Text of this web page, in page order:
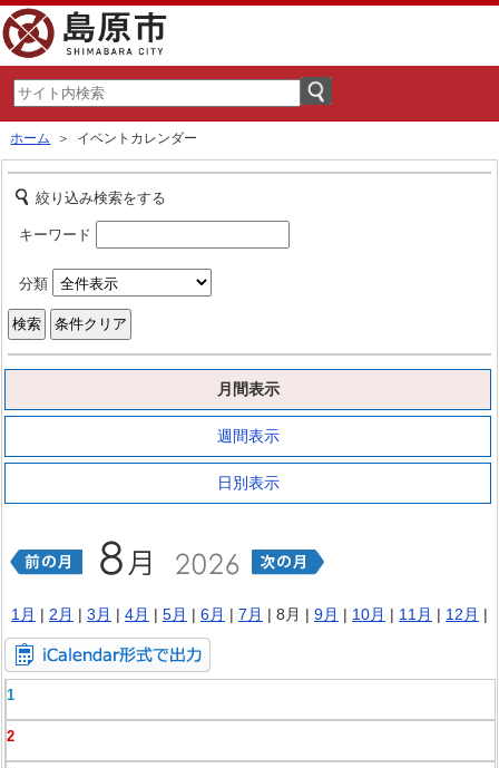
ホーム ＞ イベントカレンダー
絞り込み検索をする
キーワード
分類
月間表示
週間表示
日別表示
1月 | 2月 | 3月 | 4月 | 5月 | 6月 | 7月 | 8月 | 9月 | 10月 | 11月 | 12月 |
1
2